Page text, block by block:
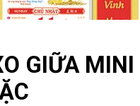
GIỮA MINI